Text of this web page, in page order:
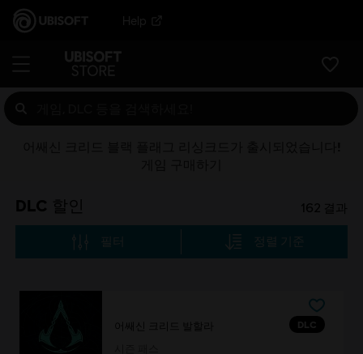
Help
DLC 할인 162 결과
필터 정렬 기준
DLC
어쌔신 크리드 발할라